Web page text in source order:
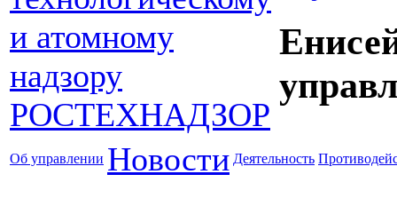
Об управлении Новости Деятельность